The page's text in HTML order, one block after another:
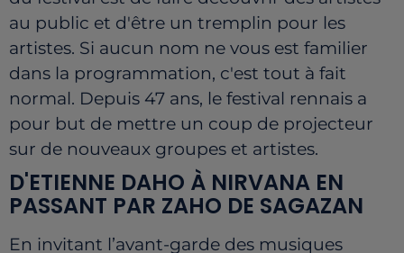
au public et d'être un tremplin pour les
artistes. Si aucun nom ne vous est familier
dans la programmation, c'est tout à fait
normal. Depuis 47 ans, le festival rennais a
pour but de mettre un coup de projecteur
sur de nouveaux groupes et artistes.
D'ETIENNE DAHO À NIRVANA EN
PASSANT PAR ZAHO DE SAGAZAN
En invitant l’avant-garde des musiques